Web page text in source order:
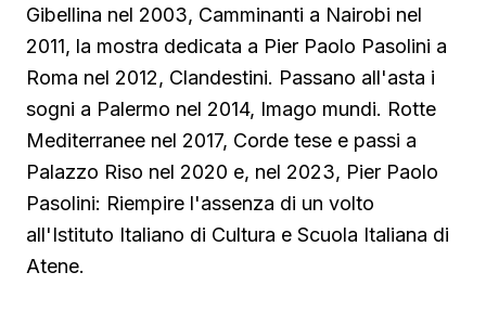
Gibellina nel 2003, Camminanti a Nairobi nel
2011, la mostra dedicata a Pier Paolo Pasolini a
Roma nel 2012, Clandestini. Passano all'asta i
sogni a Palermo nel 2014, Imago mundi. Rotte
Mediterranee nel 2017, Corde tese e passi a
Palazzo Riso nel 2020 e, nel 2023, Pier Paolo
Pasolini: Riempire l'assenza di un volto
all'Istituto Italiano di Cultura e Scuola Italiana di
Atene.